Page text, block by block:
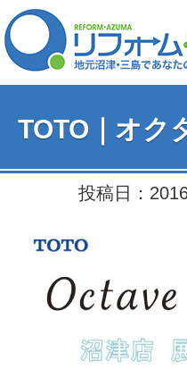
TOTO｜オク
投稿日：